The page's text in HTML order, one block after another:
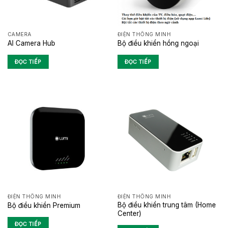
CAMERA
AI Camera Hub
ĐỌC TIẾP
ĐIỆN THÔNG MINH
Bộ điều khiển hồng ngoại
ĐỌC TIẾP
ĐIỆN THÔNG MINH
Bộ điều khiển Premium
ĐỌC TIẾP
ĐIỆN THÔNG MINH
Bộ điều khiển trung tâm (Home
Center)